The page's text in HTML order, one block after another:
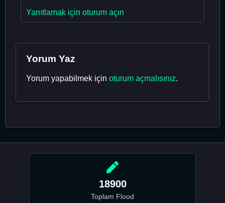
Yanıtlamak için oturum açın
Yorum Yaz
Yorum yapabilmek için oturum açmalısınız.
18900
Toplam Flood